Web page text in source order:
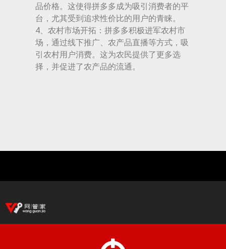
品价格。这使得拼多多成为吸引消费者的平
台，尤其受到追求性价比的用户的青睐。
4、农村市场开拓：拼多多积极进军农村市
场，通过线下推广、农产品直播等方式，吸
引农村用户消费。这为农民提供了更多选
择，并促进了农产品的流通。